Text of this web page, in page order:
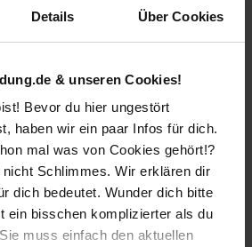
Details Über Cookies
& unseren Cookies!
Bevor du hier ungestört
haben wir ein paar Infos für dich.
mal was von Cookies gehört!?
Schlimmes. Wir erklären dir
dich bedeutet. Wunder dich bitte
ein bisschen komplizierter als du
muss einfach den aktuellen
Ausbildung bei deiner
bei InnoGames mehr als
war es die absolut richtige
zu bewerben. Die Atmosphäre
Umfeld sehr interessant
die Kollegen sind freundlich und
in der Ausbildung